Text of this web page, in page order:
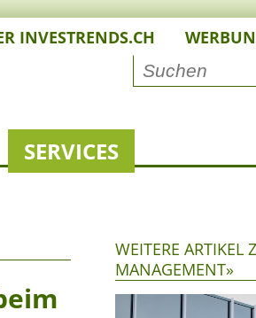
INVESTRENDS.CH
SERVICES
WEITERE ARTIKEL
MANAGEMENT»